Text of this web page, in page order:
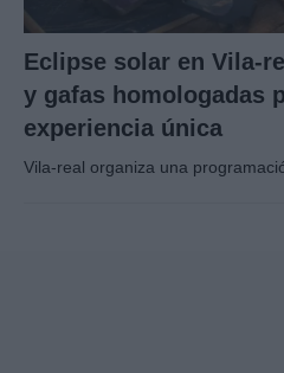
Eclipse solar en Vila-
y gafas homologadas
experiencia única
Vila-real organiza una